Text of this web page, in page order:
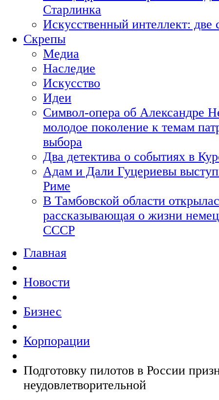
Старлинка
Искусственный интеллект:
Скрепы
Медиа
Наследие
Искусство
Идеи
Символ-опера об Александре
молодое поколение к темам
выбора
Два детектива о событиях в
Адам и Дали Гуцериевы
Риме
В Тамбовской области
рассказывающая о жизни
СССР
Главная
Новости
Бизнес
Корпорации
Подготовку пилотов в России
неудовлетворительной